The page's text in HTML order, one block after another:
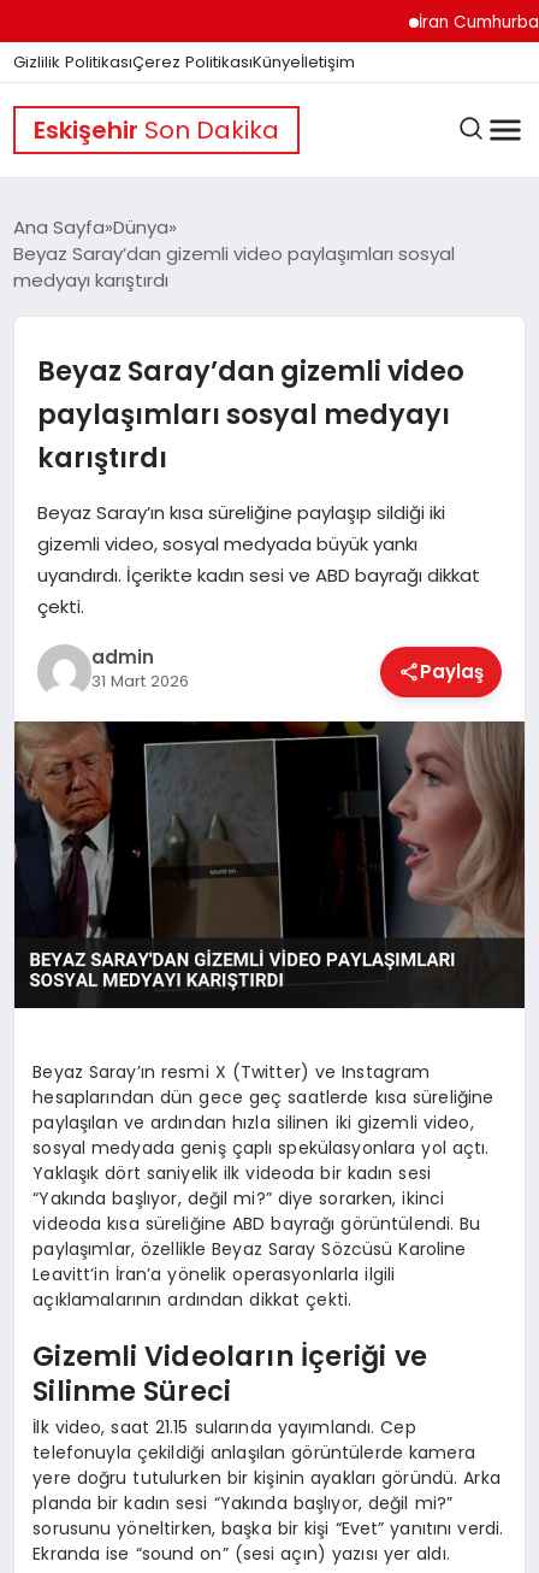
İran
Gizlilik PolitikasıÇerez PolitikasıKünyeİletişim
Eskişehir Son Dakika
GÜNDEM
DÜNYA
EĞITIM
EKONOMI
MAGAZIN
SAĞLIK
SPOR
TEKNOLOJI
Ana Sayfa Dünya
Beyaz Saray’dan gizemli video paylaşımları sosyal
medyayı karıştırdı
Beyaz Saray’dan gizemli video
paylaşımları sosyal medyayı
karıştırdı
Beyaz Saray’ın kısa süreliğine paylaşıp sildiği iki
gizemli video, sosyal medyada büyük yankı
uyandırdı. İçerikte kadın sesi ve ABD bayrağı dikkat
çekti.
admin
31 Mart 2026 Paylaş
Beyaz Saray’ın resmi X (Twitter) ve Instagram
hesaplarından dün gece geç saatlerde kısa süreliğine
paylaşılan ve ardından hızla silinen iki gizemli video,
sosyal medyada geniş çaplı spekülasyonlara yol açtı.
Yaklaşık dört saniyelik ilk videoda bir kadın sesi
“Yakında başlıyor, değil mi?” diye sorarken, ikinci
videoda kısa süreliğine ABD bayrağı görüntülendi. Bu
paylaşımlar, özellikle Beyaz Saray Sözcüsü Karoline
Leavitt’in İran’a yönelik operasyonlarla ilgili
açıklamalarının ardından dikkat çekti.
Gizemli Videoların İçeriği ve
Silinme Süreci
İlk video, saat 21.15 sularında yayımlandı. Cep
telefonuyla çekildiği anlaşılan görüntülerde kamera
yere doğru tutulurken bir kişinin ayakları göründü. Arka
planda bir kadın sesi “Yakında başlıyor, değil mi?”
sorusunu yöneltirken, başka bir kişi “Evet” yanıtını verdi.
Ekranda ise “sound on” (sesi açın) yazısı yer aldı.